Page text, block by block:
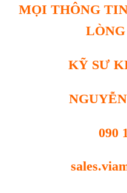
MỌI THÔNG
KỸ SƯ
090